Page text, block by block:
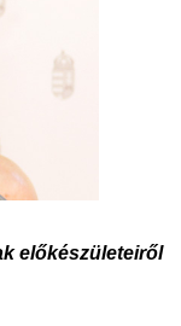
előkészületeiről